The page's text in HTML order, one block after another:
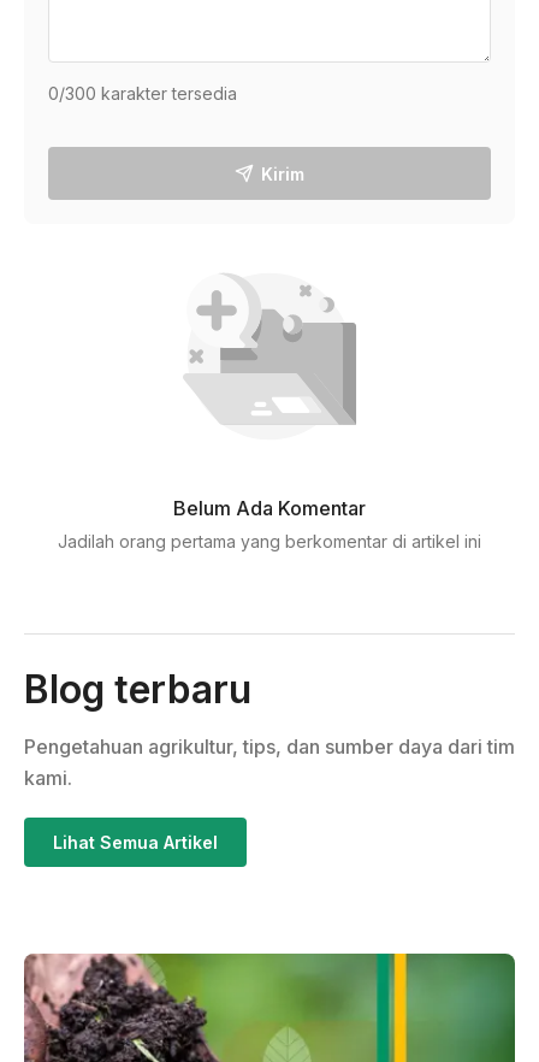
0/300 karakter tersedia
Kirim
Belum Ada Komentar
Jadilah orang pertama yang berkomentar di artikel ini
Blog terbaru
Pengetahuan agrikultur, tips, dan sumber daya dari tim
kami.
Lihat Semua Artikel